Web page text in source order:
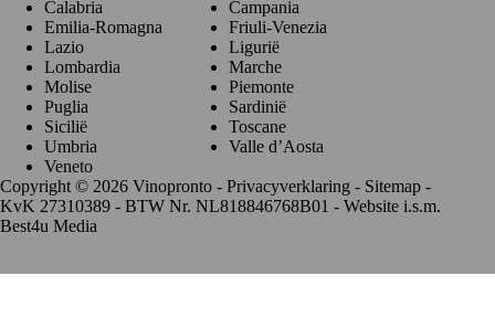
Calabria
Campania
Emilia-Romagna
Friuli-Venezia
Lazio
Ligurië
Lombardia
Marche
Molise
Piemonte
Puglia
Sardinië
Sicilië
Toscane
Umbria
Valle d’Aosta
Veneto
Copyright © 2026 Vinopronto - Privacyverklaring - Sitemap -
KvK 27310389 - BTW Nr. NL818846768B01 - Website i.s.m.
Best4u Media